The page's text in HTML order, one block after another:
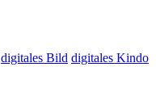
digitales Bild digitales Kindo